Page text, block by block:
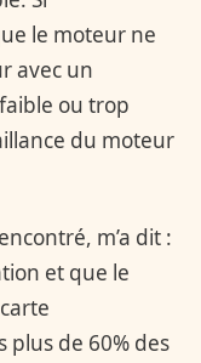
le moteur ne
avec un
ou trop
du moteur
m’a dit :
et que le
plus de 60% des